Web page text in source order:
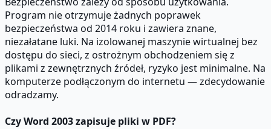
Program nie otrzymuje żadnych poprawek
bezpieczeństwa od 2014 roku i zawiera znane,
niezałatane luki. Na izolowanej maszynie wirtualnej bez
dostępu do sieci, z ostrożnym obchodzeniem się z
plikami z zewnętrznych źródeł, ryzyko jest minimalne. Na
komputerze podłączonym do internetu — zdecydowanie
odradzamy.
Czy Word 2003 zapisuje pliki w PDF?